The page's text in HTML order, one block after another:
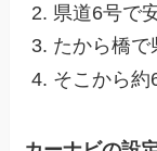
県道6号で
たから橋で
そこから約